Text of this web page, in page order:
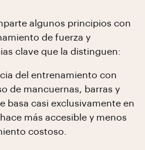
algunos principios con
de fuerza y
clave que la distinguen:
del entrenamiento con
de mancuernas, barras y
basa casi exclusivamente en
más accesible y menos
costoso.